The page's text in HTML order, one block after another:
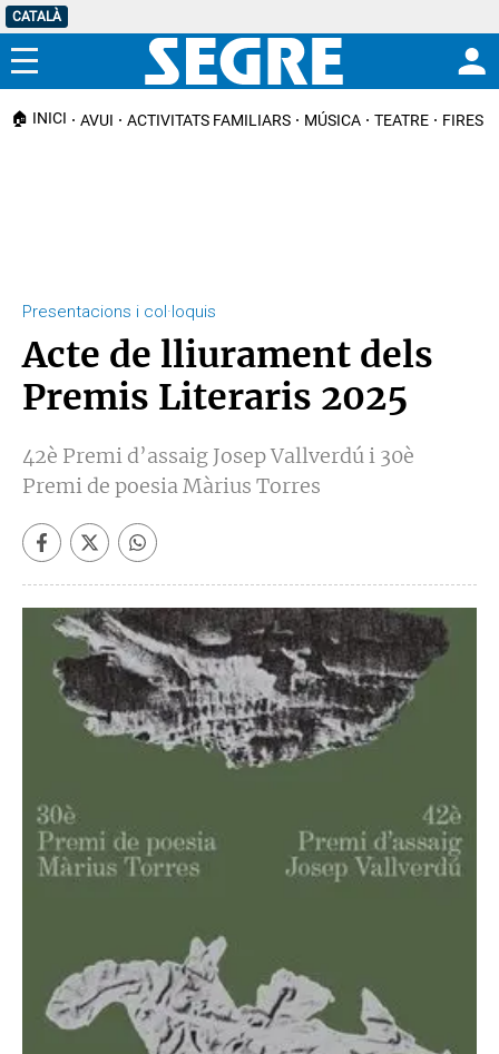
CATALÀ
Menú
🏠 INICI AVUI ACTIVITATS FAMILIARS MÚSICA TEATRE FIRES I
Presentacions i col·loquis
Acte de lliurament dels
Premis Literaris 2025
42è Premi d’assaig Josep Vallverdú i 30è
Premi de poesia Màrius Torres